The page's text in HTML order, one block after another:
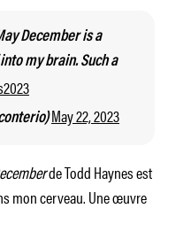
December is a
my brain. Such a
May 22, 2023
de Todd Haynes est
mon cerveau. Une œuvre